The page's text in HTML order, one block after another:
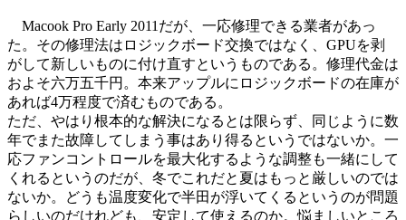
Macook Pro Early 2011だが、一応修理できる業者があっ
た。その修理法はロジックボード交換ではなく、GPUを剥
がして新しいものに付け直すというものである。修理代金は
およそ六万五千円。本来アップルにロジックボードの在庫が
あれば4万程度で済むものである。
ただ、やはり根本的な解決になるとは限らず、同じように数
年でまた故障してしまう事はあり得るというではないか。一
応ファンコントロールを最大化するような調整も一緒にして
くれるというのだが、冬でこれだと夏はもっと厳しいのでは
ないか。どうも温度変化で半田が浮いてくるというのが問題
らしいのだけれども、安定して使えるのか。悩ましいところ